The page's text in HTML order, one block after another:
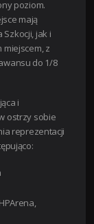
poziom.
mają
jak i
z
do 1/8
i
ostrzy sobie
reprezentacji